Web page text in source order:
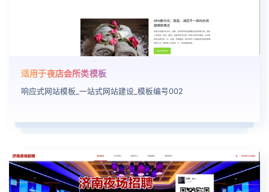
适用于夜店会所类模板
响应式网站模板_一站式网站建设_模板编号002